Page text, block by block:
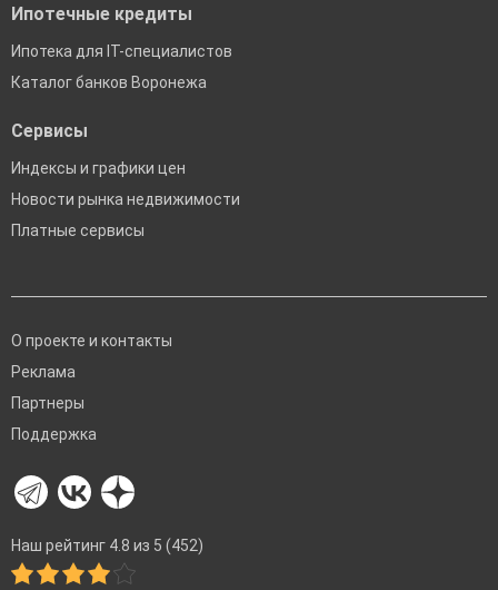
Ипотечные кредиты
Ипотека для IT-специалистов
Каталог банков Воронежа
Сервисы
Индексы и графики цен
Новости рынка недвижимости
Платные сервисы
О проекте и контакты
Реклама
Партнеры
Поддержка
Наш рейтинг 4.8 из 5 (452)